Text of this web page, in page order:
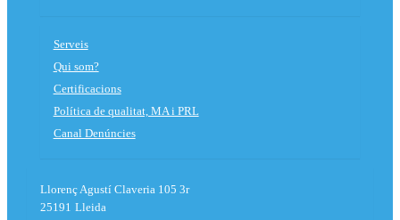
Serveis
Qui som?
Certificacions
Política de qualitat, MA i PRL
Canal Denúncies
Llorenç Agustí Claveria 105 3r
25191 Lleida